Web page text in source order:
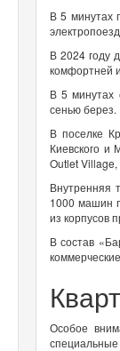
В 5 минутах
В 2024 году
комфортней
В 5 минутах
сенью берез.
В поселке
Киевского и
Outlet
Внутренняя
1000 машин
из корпусов
В состав
Особое